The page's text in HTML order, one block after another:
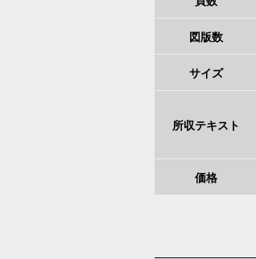
図版数
サイズ
所収テキスト
価格